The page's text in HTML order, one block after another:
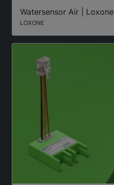
Watersensor Air | Loxone
LOXONE